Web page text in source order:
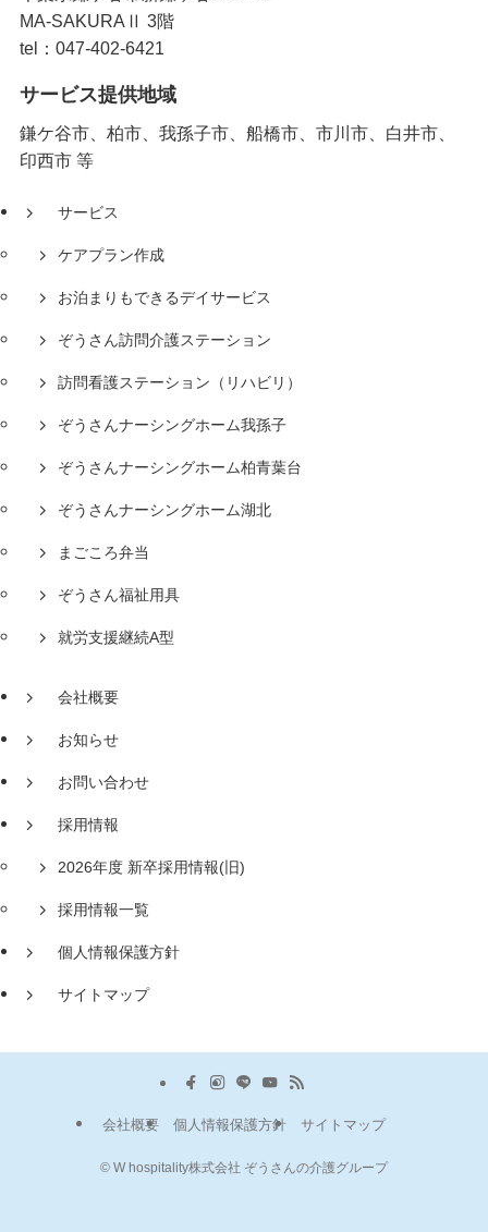
MA-SAKURAⅡ 3階
tel：047-402-6421
サービス提供地域
鎌ケ谷市、柏市、我孫子市、船橋市、市川市、白井市、
印西市 等
サービス
ケアプラン作成
お泊まりもできるデイサービス
ぞうさん訪問介護ステーション
訪問看護ステーション（リハビリ）
ぞうさんナーシングホーム我孫子
ぞうさんナーシングホーム柏青葉台
ぞうさんナーシングホーム湖北
まごころ弁当
ぞうさん福祉用具
就労支援継続A型
会社概要
お知らせ
お問い合わせ
採用情報
2026年度 新卒採用情報(旧)
採用情報一覧
個人情報保護方針
サイトマップ
会社概要 個人情報保護方針 サイトマップ
© W hospitality株式会社 ぞうさんの介護グループ